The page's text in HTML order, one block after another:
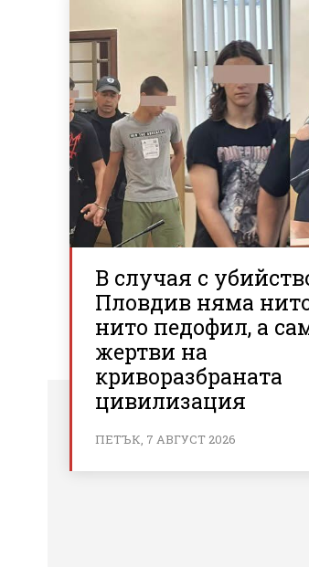
В случая с
Пловдив няма
нито педофил, а
жертви на
криворазбраната
цивилизация
ПЕТЪК, 7 АВГУСТ 2026